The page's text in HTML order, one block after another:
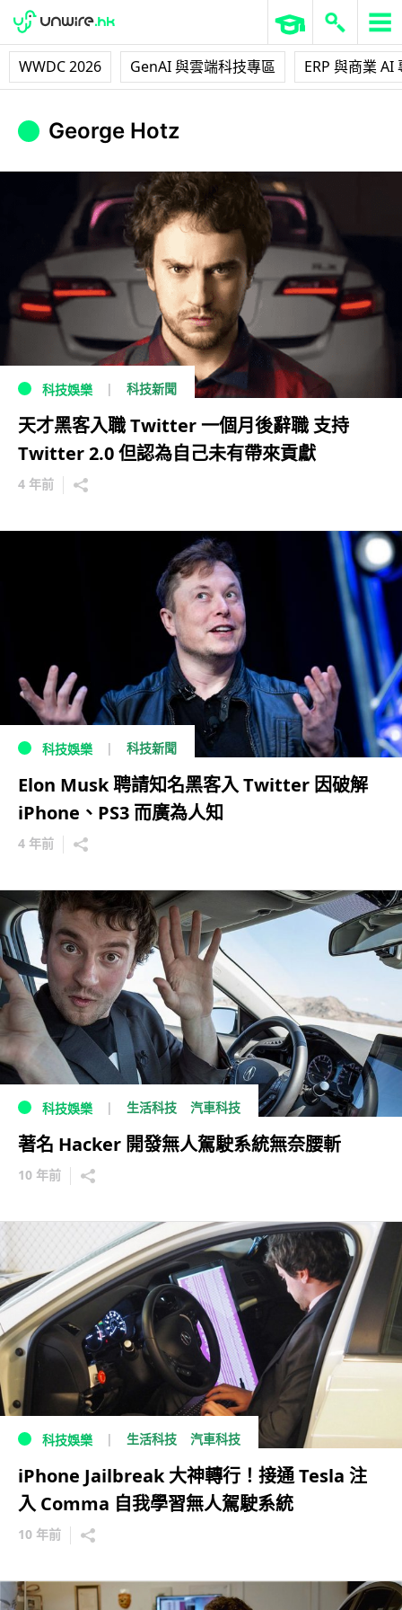
WWDC 2026 GenAI 與雲端科技專區 ERP 與商業 AI
George Hotz
科技娛樂 科技新聞
天才黑客入職 Twitter 一個月後辭職 支持
Twitter 2.0 但認為自己未有帶來貢獻
4 年前
科技娛樂 科技新聞
Elon Musk 聘請知名黑客入 Twitter 因破解
iPhone、PS3 而廣為人知
4 年前
科技娛樂 生活科技 汽車科技
著名 Hacker 開發無人駕駛系統無奈腰斬
10 年前
科技娛樂 生活科技 汽車科技
iPhone Jailbreak 大神轉行！接通 Tesla 注
入 Comma 自我學習無人駕駛系統
10 年前